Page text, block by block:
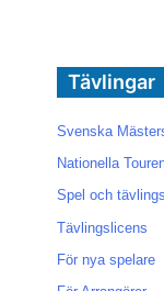
Tävlingar
Svenska
Nationella
Spel och
Tävlingslicens
För nya spelare